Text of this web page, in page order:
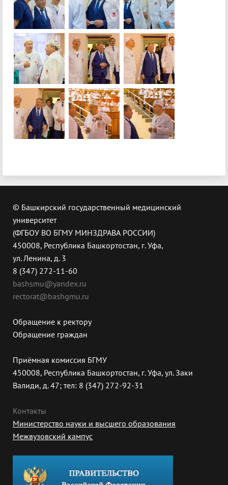
© Башкирский государственный медицинский
университет
(ФГБОУ ВО БГМУ МИНЗДРАВА РОССИИ)
450008, Республика Башкортостан, г. Уфа,
ул. Ленина, д. 3
8 (347) 272-11-60
bashsmu@yandex.ru
rectorat@bashgmu.ru
Обращение к ректору
Обращение граждан
Приёмная комиссия БГМУ
450008, Республика Башкортостан, г. Уфа, ул. Заки
Валиди, д. 47; тел: 8 (347) 272-92-31
Контакты
Министерство науки и высшего образования
Межвузовский кампус